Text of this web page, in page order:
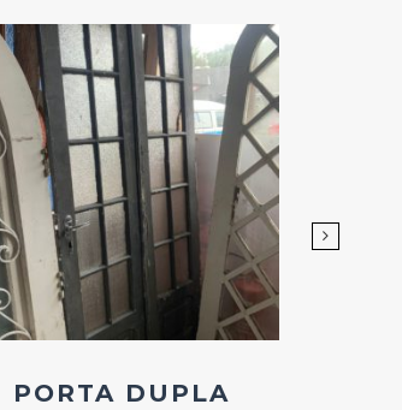
Add
ao
Favoritos
PORTA DUPLA